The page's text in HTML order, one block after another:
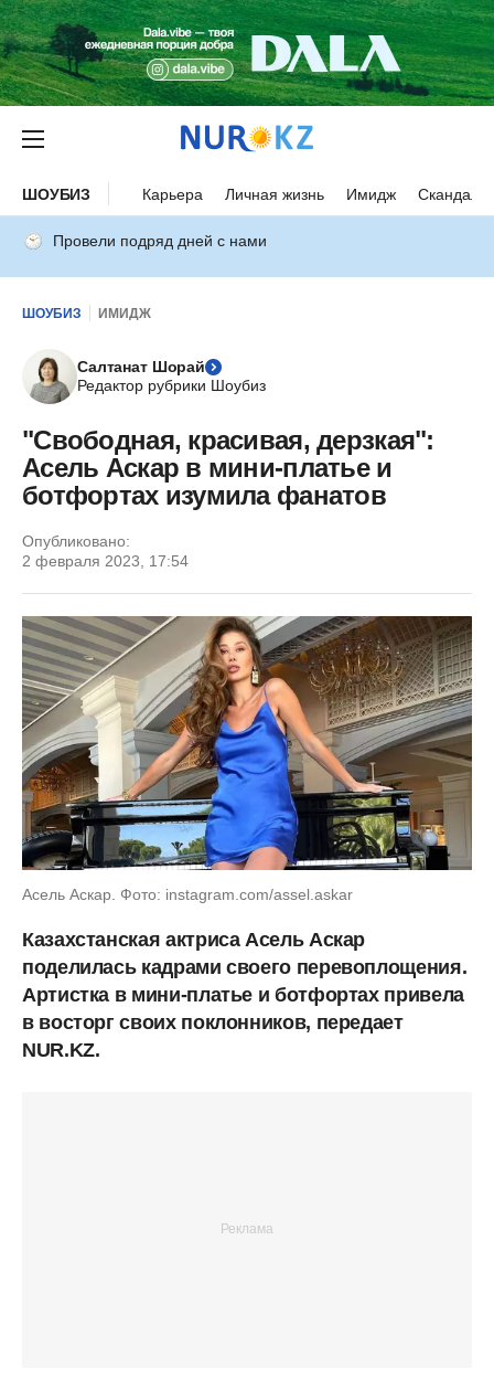
ШОУБИЗ Карьера Личная жизнь Имидж Скандалы
Провели подряд дней с нами
ШОУБИЗ ИМИДЖ
Салтанат Шорай
Редактор рубрики Шоубиз
"Свободная, красивая, дерзкая":
Асель Аскар в мини-платье и
ботфортах изумила фанатов
Опубликовано:
2 февраля 2023, 17:54
Асель Аскар. Фото: instagram.com/assel.askar
Казахстанская актриса Асель Аскар
поделилась кадрами своего перевоплощения.
Артистка в мини-платье и ботфортах привела
в восторг своих поклонников, передает
NUR.KZ.